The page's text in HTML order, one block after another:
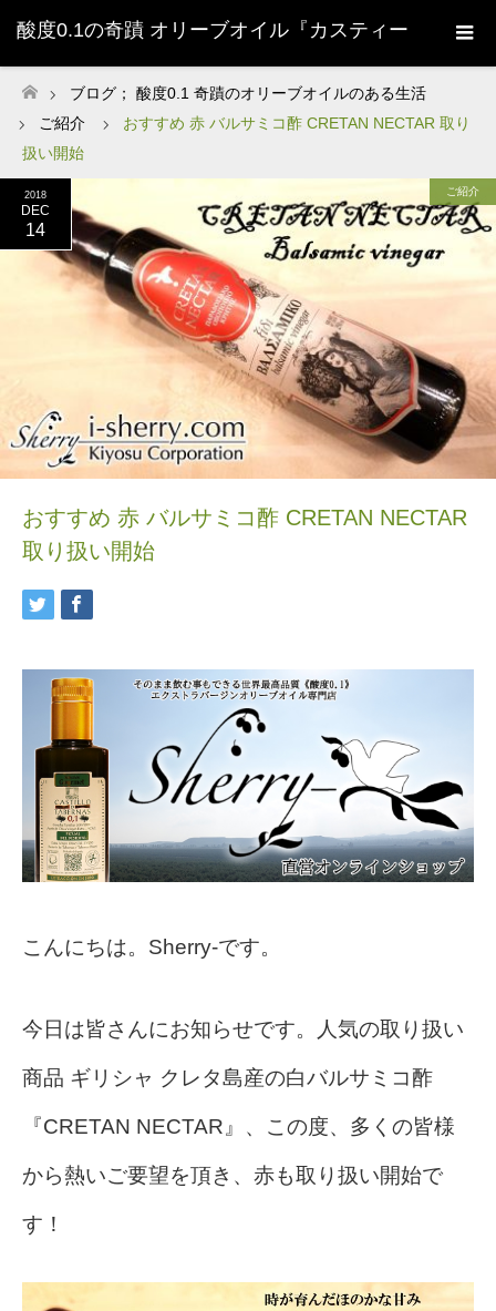
酸度0.1の奇蹟 オリーブオイル『カスティー
ジョ・デ・タベルナス0.1』株式会社清州
Sherry-
ホーム
ブログ； 酸度0.1 奇蹟のオリーブオイルのある生活
ご紹介
おすすめ 赤 バルサミコ酢 CRETAN NECTAR 取り
扱い開始
2018
DEC
14
ご紹介
おすすめ 赤 バルサミコ酢 CRETAN NECTAR
取り扱い開始
こんにちは。Sherry-です。
今日は皆さんにお知らせです。人気の取り扱い
商品 ギリシャ クレタ島産の白バルサミコ酢
『CRETAN NECTAR』、この度、多くの皆様
から熱いご要望を頂き、赤も取り扱い開始で
す！